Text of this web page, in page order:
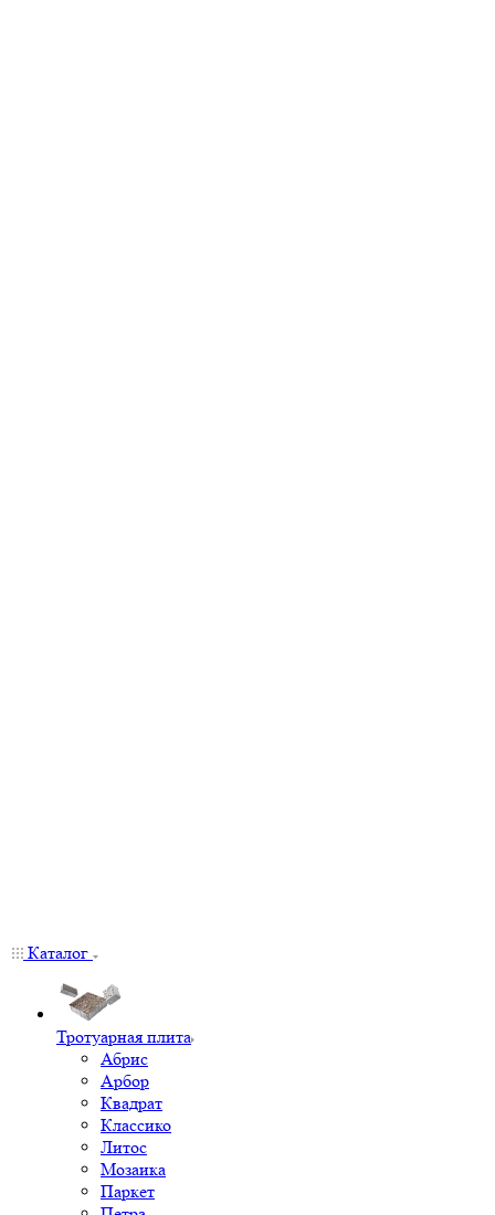
Каталог
Тротуарная плита
Абрис
Арбор
Квадрат
Классико
Литос
Мозаика
Паркет